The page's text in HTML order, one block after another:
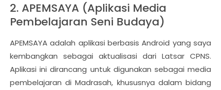
2. APEMSAYA (Aplikasi Media
Pembelajaran Seni Budaya)
APEMSAYA adalah aplikasi berbasis Android yang saya
kembangkan sebagai aktualisasi dari Latsar CPNS.
Aplikasi ini dirancang untuk digunakan sebagai media
pembelajaran di Madrasah, khususnya dalam bidang